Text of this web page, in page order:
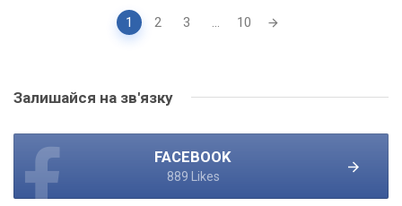
1 2 3 10
Залишайся на зв'язку
FACEBOOK
889 Likes